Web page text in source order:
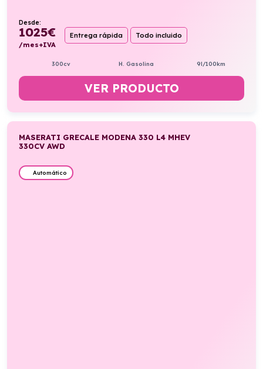
Desde:
1025€
/mes+IVA
Entrega rápida Todo incluido
300cv H. Gasolina 9l/100km
VER PRODUCTO
MASERATI GRECALE MODENA 330 L4 MHEV
330CV AWD
Automático